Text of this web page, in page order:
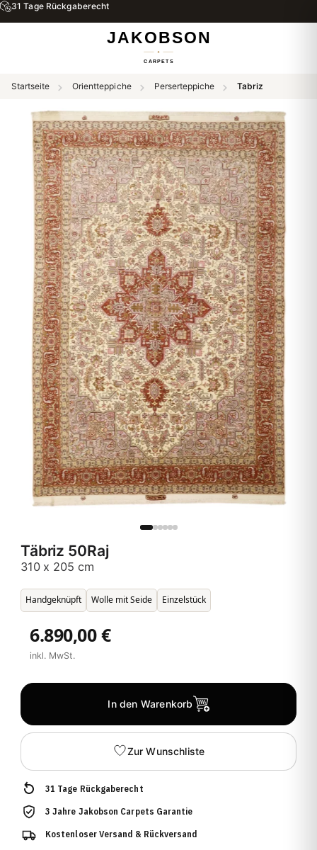
31 Tage Rückgaberecht
Startseite Orientteppiche Perserteppiche Tabriz
Täbriz 50Raj
310 x 205 cm
Handgeknüpft Wolle mit Seide Einzelstück
6.890,00 €
inkl. MwSt.
In den Warenkorb
Zur Wunschliste
31 Tage Rückgaberecht
3 Jahre Jakobson Carpets Garantie
Kostenloser Versand & Rückversand